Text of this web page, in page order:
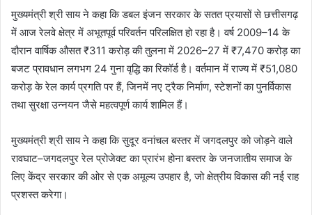
मुख्यमंत्री श्री साय ने कहा कि डबल इंजन सरकार के सतत प्रयासों से छत्तीसगढ़
में आज रेलवे क्षेत्र में अभूतपूर्व परिवर्तन परिलक्षित हो रहा है। वर्ष 2009–14 के
दौरान वार्षिक औसत ₹311 करोड़ की तुलना में 2026–27 में ₹7,470 करोड़ का
बजट प्रावधान लगभग 24 गुना वृद्धि का रिकॉर्ड है। वर्तमान में राज्य में ₹51,080
करोड़ के रेल कार्य प्रगति पर हैं, जिनमें नए ट्रैक निर्माण, स्टेशनों का पुनर्विकास
तथा सुरक्षा उन्नयन जैसे महत्वपूर्ण कार्य शामिल हैं।
मुख्यमंत्री श्री साय ने कहा कि सुदूर वनांचल बस्तर में जगदलपुर को जोड़ने वाले
रावघाट–जगदलपुर रेल प्रोजेक्ट का प्रारंभ होना बस्तर के जनजातीय समाज के
लिए केंद्र सरकार की ओर से एक अमूल्य उपहार है, जो क्षेत्रीय विकास की नई राह
प्रशस्त करेगा।